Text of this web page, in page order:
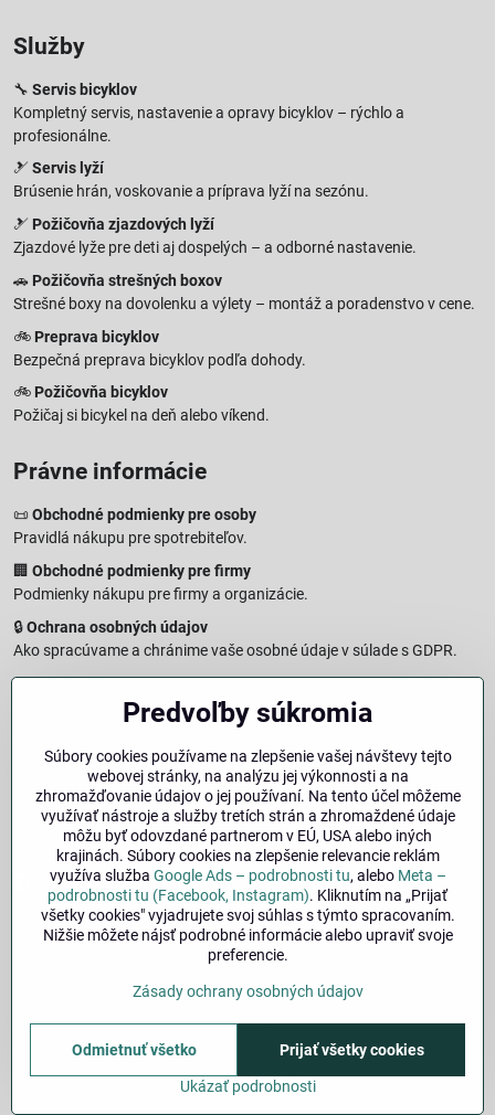
Služby
🔧 Servis bicyklov
Kompletný servis, nastavenie a opravy bicyklov – rýchlo a
profesionálne.
🎿 Servis lyží
Brúsenie hrán, voskovanie a príprava lyží na sezónu.
🎿 Požičovňa zjazdových lyží
Zjazdové lyže pre deti aj dospelých – a odborné nastavenie.
🚗 Požičovňa strešných boxov
Strešné boxy na dovolenku a výlety – montáž a poradenstvo v cene.
🚲 Preprava bicyklov
Bezpečná preprava bicyklov podľa dohody.
🚲 Požičovňa bicyklov
Požičaj si bicykel na deň alebo víkend.
Právne informácie
📜 Obchodné podmienky pre osoby
Pravidlá nákupu pre spotrebiteľov.
🏢 Obchodné podmienky pre firmy
Podmienky nákupu pre firmy a organizácie.
🔒Ochrana osobných údajov
Ako spracúvame a chránime vaše osobné údaje v súlade s GDPR.
🧾Reklamačný formulár
Jednoduché podanie reklamácie
Vzorový formulár pre odstúpenie od zmluvy a vrátenie tovaru.
Právna doložka – Autorské práva
Informácie o ochrane obsahu, značiek a fotografií vrátane
podmienok.
Facebook Instagram
🚚Doprava| 💳Platba| 🔁Výber veľkosti
©2026Copyright
Predvoľby súkromia
Zásady ochrany osobných údajov
Stav objednávky
Vytvorené pomocou:BiznisWeb.sk
Predvoľby súkromia
Súbory cookies používame na zlepšenie vašej návštevy tejto
webovej stránky, na analýzu jej výkonnosti a na
zhromažďovanie údajov o jej používaní. Na tento účel môžeme
využívať nástroje a služby tretích strán a zhromaždené údaje
môžu byť odovzdané partnerom v EÚ, USA alebo iných
krajinách. Súbory cookies na zlepšenie relevancie reklám
využíva služba Google Ads – podrobnosti tu, alebo Meta –
podrobnosti tu (Facebook, Instagram). Kliknutím na „Prijať
všetky cookies" vyjadrujete svoj súhlas s týmto spracovaním.
Nižšie môžete nájsť podrobné informácie alebo upraviť svoje
preferencie.
Zásady ochrany osobných údajov
Ukázať podrobnosti
Prijať všetky cookies
Odmietnuť všetko